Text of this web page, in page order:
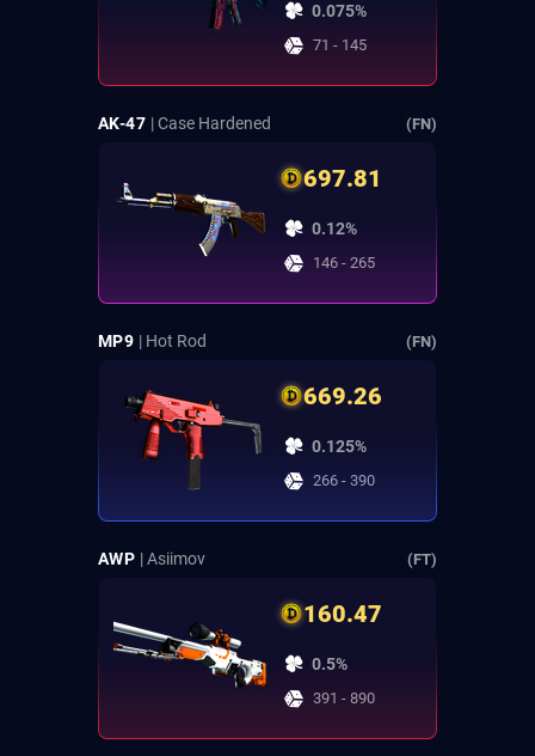
0.075%
71 - 145
AK-47 | Case Hardened (FN)
697.81
0.12%
146 - 265
MP9 | Hot Rod (FN)
669.26
0.125%
266 - 390
AWP | Asiimov (FT)
160.47
0.5%
391 - 890